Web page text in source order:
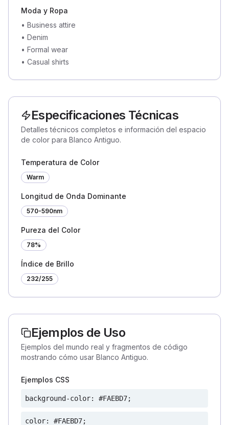
Moda y Ropa
• Business attire
• Denim
• Formal wear
• Casual shirts
Especificaciones Técnicas
Detalles técnicos completos e información del espacio
de color para Blanco Antiguo.
Temperatura de Color
Warm
Longitud de Onda Dominante
570-590nm
Pureza del Color
78%
Índice de Brillo
232/255
Ejemplos de Uso
Ejemplos del mundo real y fragmentos de código
mostrando cómo usar Blanco Antiguo.
Ejemplos CSS
background-color: #FAEBD7;
color: #FAEBD7;